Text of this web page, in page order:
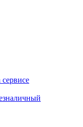
сервисе